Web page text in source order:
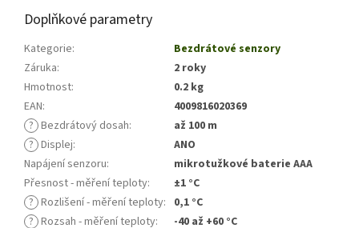
Doplňkové parametry
Kategorie:
Bezdrátové senzory
Záruka:
2 roky
Hmotnost:
0.2 kg
EAN:
4009816020369
? Bezdrátový dosah:
až 100 m
? Displej:
ANO
Napájení senzoru:
mikrotužkové baterie AAA
Přesnost - měření teploty:
±1 °C
? Rozlišení - měření teploty: 0,1 °C
? Rozsah - měření teploty: -40 až +60 °C